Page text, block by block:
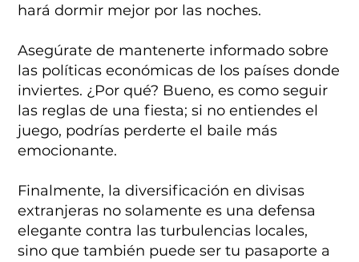
hará dormir mejor por las noches.
Asegúrate de mantenerte informado sobre
las políticas económicas de los países donde
inviertes. ¿Por qué? Bueno, es como seguir
las reglas de una fiesta; si no entiendes el
juego, podrías perderte el baile más
emocionante.
Finalmente, la diversificación en divisas
extranjeras no solamente es una defensa
elegante contra las turbulencias locales,
sino que también puede ser tu pasaporte a